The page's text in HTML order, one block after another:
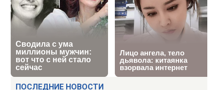
ПОСЛЕДНИЕ НОВОСТИ